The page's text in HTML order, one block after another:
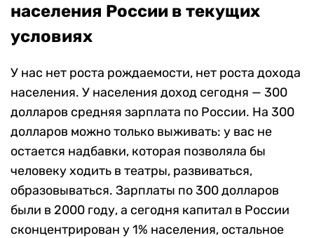
населения России в текущих
условиях
У нас нет роста рождаемости, нет роста дохода
населения. У населения доход сегодня — 300
долларов средняя зарплата по России. На 300
долларов можно только выживать: у вас не
остается надбавки, которая позволяла бы
человеку ходить в театры, развиваться,
образовываться. Зарплаты по 300 долларов
были в 2000 году, а сегодня капитал в России
сконцентрирован у 1% населения, остальное